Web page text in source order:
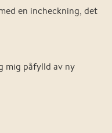
en incheckning, det
mig påfylld av ny